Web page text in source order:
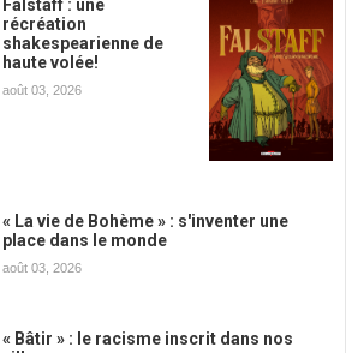
Falstaff : une
récréation
shakespearienne de
haute volée!
août 03, 2026
« La vie de Bohème » : s'inventer une
place dans le monde
août 03, 2026
« Bâtir » : le racisme inscrit dans nos